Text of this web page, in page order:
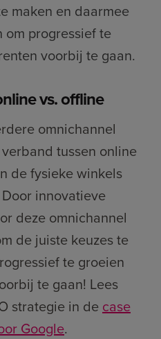
maken en daarmee
om progressief te
voorbij te gaan.
vs. offline
omnichannel
tussen online
de fysieke winkels
innovatieve
deze omnichannel
de juiste keuzes te
te groeien
te gaan! Lees
strategie in de case
Google.